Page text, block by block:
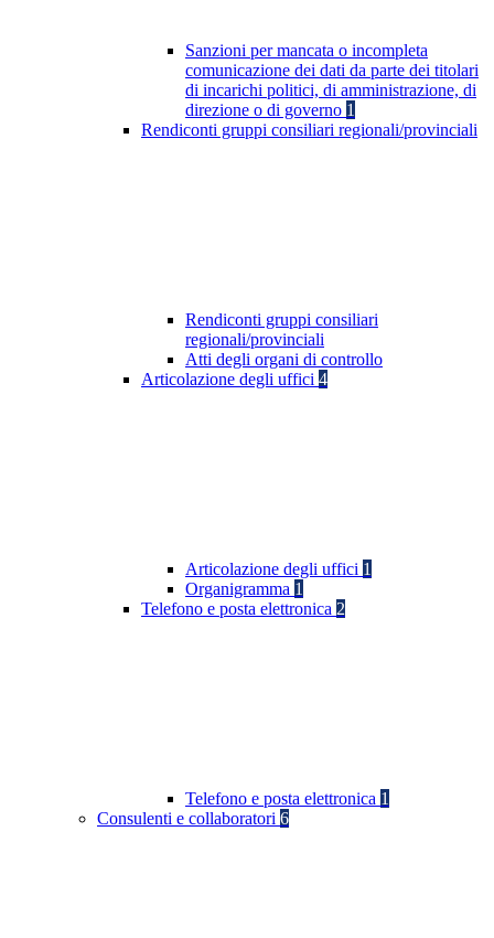
Sanzioni per mancata o incompleta
comunicazione dei dati da parte dei titolari
di incarichi politici, di amministrazione, di
direzione o di governo 1
Rendiconti gruppi consiliari regionali/provinciali
Rendiconti gruppi consiliari
regionali/provinciali
Atti degli organi di controllo
Articolazione degli uffici 4
Articolazione degli uffici 1
Organigramma 1
Telefono e posta elettronica 2
Telefono e posta elettronica 1
Consulenti e collaboratori 6